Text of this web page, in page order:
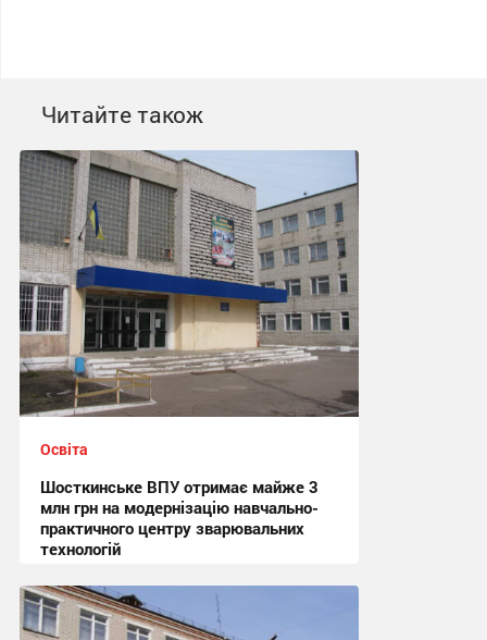
Читайте також
Освіта
Шосткинське ВПУ отримає майже 3
млн грн на модернізацію навчально-
практичного центру зварювальних
технологій
13:17 вчора